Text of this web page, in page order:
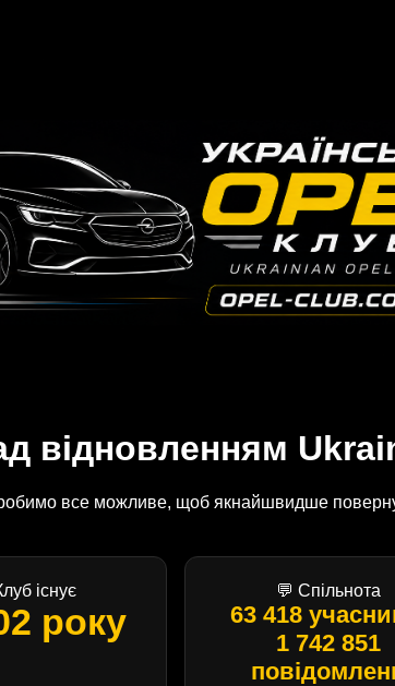
відновленням
робимо все можливе, щоб якнайшвидше
існує
року
💬 Спільнота
63 418
1 742 851